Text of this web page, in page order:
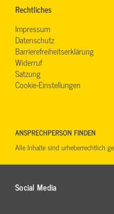
Rechtliches
Impressum
Datenschutz
Barrierefreiheitserklärung
Widerruf
Satzung
Cookie-Einstellungen
Social Media
ANSPRECHPERSON FINDEN
Alle Inhalte sind urheberrechtlich